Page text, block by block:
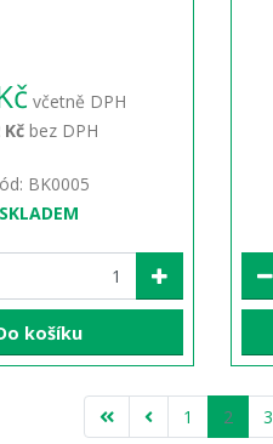
včetně DPH
Kčbez DPH
BK0005
SKLADEM
košíku
1 2 3